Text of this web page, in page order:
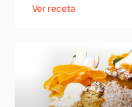
Ver receta